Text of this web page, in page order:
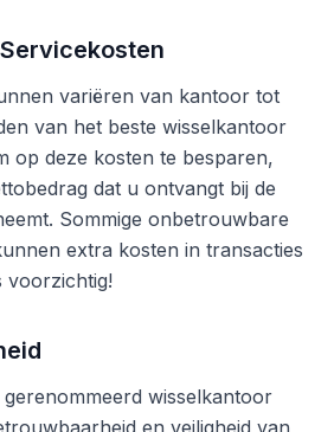
variëren van kantoor tot
van het beste wisselkantoor
op deze kosten te besparen,
dat u ontvangt bij de
Sommige onbetrouwbare
extra kosten in transacties
voorzichtig!
wisselkantoor
en veiligheid van